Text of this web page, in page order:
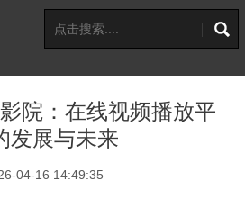
院：在线视频播放平
发展与未来
04-16 14:49:35